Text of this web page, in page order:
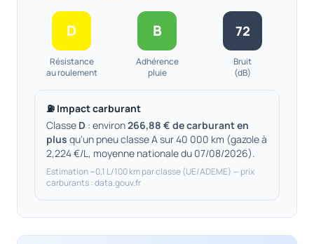
D
Résistance
au roulement
B
Adhérence
pluie
72
Bruit
(dB)
⛽ Impact carburant
Classe D : environ266,88 € de carburant en
plus qu'un pneu classe A sur 40 000 km (gazole à
2,224 €/L, moyenne nationale du 07/08/2026).
Estimation ~0,1 L/100 km par classe (UE/ADEME) — prix
carburants : data.gouv.fr